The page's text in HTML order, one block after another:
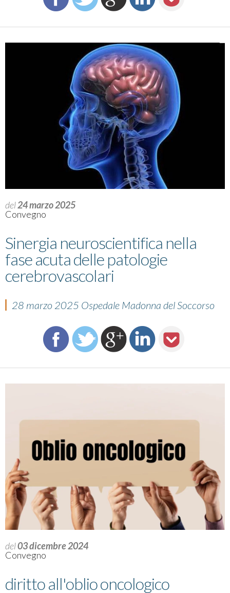
del24 marzo 2025
Convegno
Sinergia neuroscientifica nella
fase acuta delle patologie
cerebrovascolari
28 marzo 2025 Ospedale Madonna del Soccorso
del03 dicembre 2024
Convegno
diritto all'oblio oncologico